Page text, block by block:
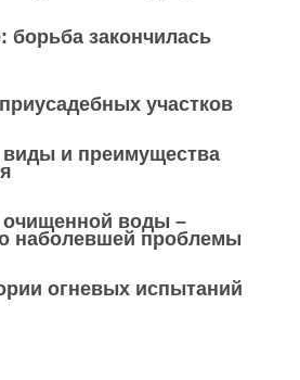
борьба закончилась
участков
виды и преимущества
воды –
наболевшей проблемы
огневых испытаний